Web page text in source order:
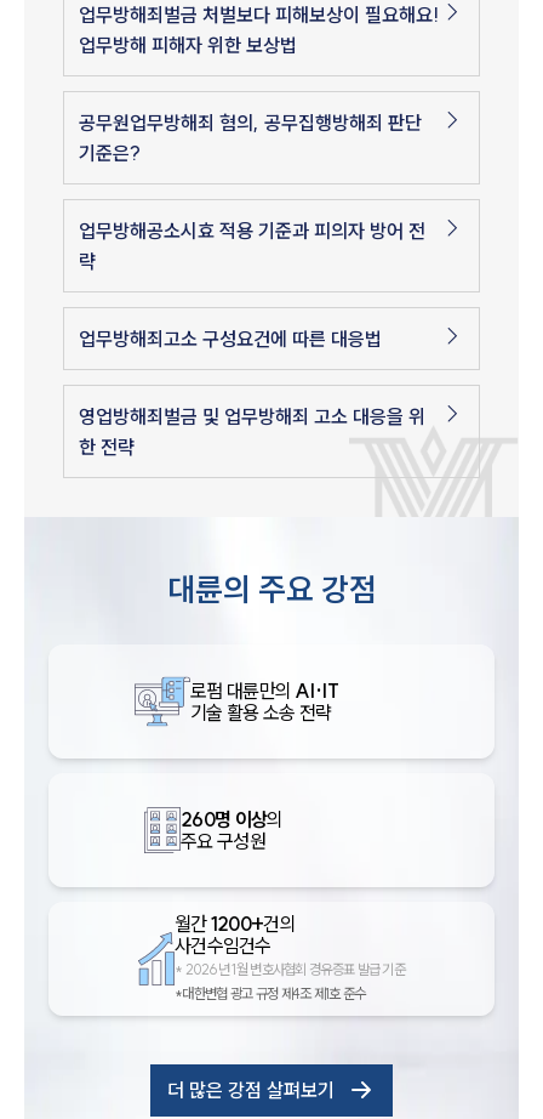
업무방해죄벌금 처벌보다 피해보상이 필요해요!
업무방해 피해자 위한 보상법
공무원업무방해죄 혐의, 공무집행방해죄 판단
기준은?
업무방해공소시효 적용 기준과 피의자 방어 전
략
업무방해죄고소 구성요건에 따른 대응법
영업방해죄벌금 및 업무방해죄 고소 대응을 위
한 전략
대륜의 주요 강점
로펌 대륜만의 AI·IT
기술 활용 소송 전략
260명 이상의
주요 구성원
월간1200+건의
사건수임건수
* 2026년 1월 변호사협회 경유증표 발급 기준
*대한변협 광고 규정 제4조 제1호 준수
더 많은 강점 살펴보기